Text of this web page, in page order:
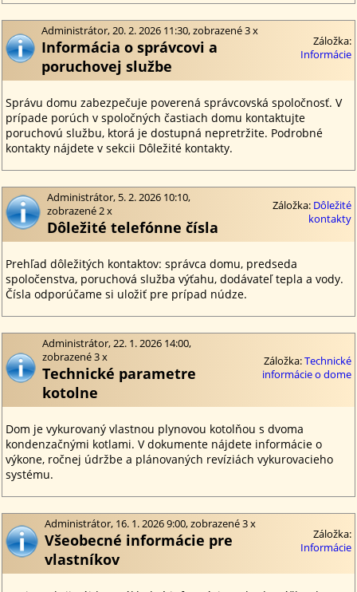
Administrátor, 20. 2. 2026 11:30, zobrazené 3 x
Informácia o správcovi a
poruchovej službe
Záložka:
Informácie
Správu domu zabezpečuje poverená správcovská spoločnosť. V
prípade porúch v spoločných častiach domu kontaktujte
poruchovú službu, ktorá je dostupná nepretržite. Podrobné
kontakty nájdete v sekcii Dôležité kontakty.
Administrátor, 5. 2. 2026 10:10,
zobrazené 2 x
Dôležité telefónne čísla
Záložka: Dôležité
kontakty
Prehľad dôležitých kontaktov: správca domu, predseda
spoločenstva, poruchová služba výťahu, dodávateľ tepla a vody.
Čísla odporúčame si uložiť pre prípad núdze.
Administrátor, 22. 1. 2026 14:00,
zobrazené 3 x
Technické parametre
kotolne
Záložka:Technické
informácie o dome
Dom je vykurovaný vlastnou plynovou kotolňou s dvoma
kondenzačnými kotlami. V dokumente nájdete informácie o
výkone, ročnej údržbe a plánovaných revíziách vykurovacieho
systému.
Administrátor, 16. 1. 2026 9:00, zobrazené 3 x
Všeobecné informácie pre
vlastníkov
Záložka:
Informácie